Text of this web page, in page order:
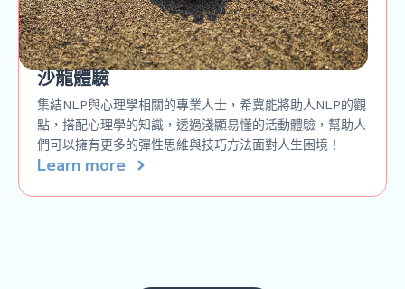
沙龍體驗
集結NLP與心理學相關的專業人士，希冀能將助人NLP的觀
點，搭配心理學的知識，透過淺顯易懂的活動體驗，幫助人
們可以擁有更多的彈性思維與技巧方法面對人生困境！
Learn more